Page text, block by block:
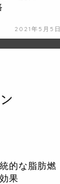
2021年5月5日
的な脂肪燃
果